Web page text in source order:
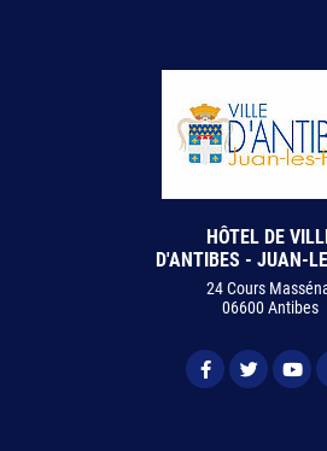
HÔTEL DE
D'ANTIBES - JUAN-
24 Cours
06600 Antibes